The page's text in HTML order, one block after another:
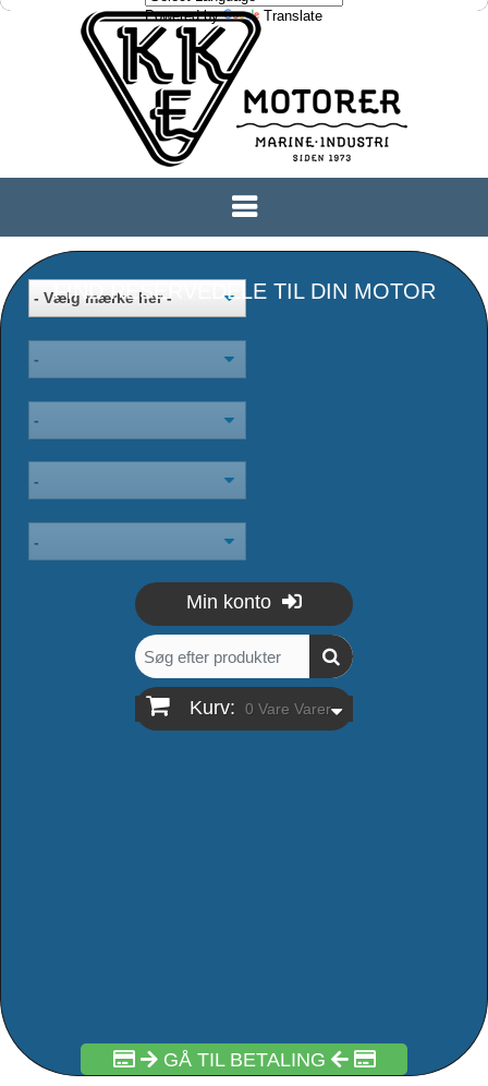
Powered by Translate
FIND RESERVEDELE TIL DIN MOTOR
Min konto
Kurv: 0 Vare Varer
GÅ TIL BETALING